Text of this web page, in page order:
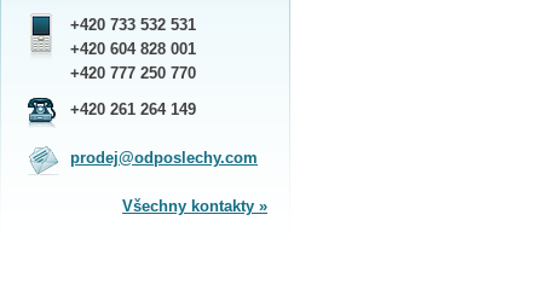
Dále zasíláme zboží Obchodním
balíkem České pošty nebo přepravní
službou PPL.
SHOWROOM PRAHA
Náš sortiment si můžete
prohlédnout, vyzkoušet a zakoupit
Jsme zkušení odborníci a rádi vám s
+420 733 532 531
+420 604 828 001
+420 777 250 770
+420 261 264 149
prodej@odposlechy.com
Všechny kontakty »